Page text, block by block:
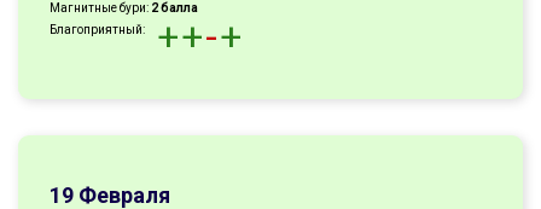
Магнитные бури: 2 балла
Благоприятный:
++-+
19 Февраля